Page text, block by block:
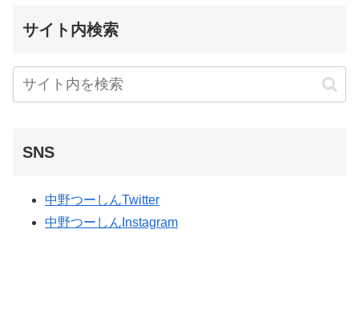
サイト内検索
SNS
中野つーしんTwitter
中野つーしんInstagram